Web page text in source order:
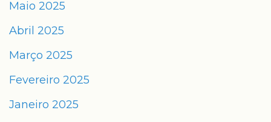
Maio 2025
Abril 2025
Março 2025
Fevereiro 2025
Janeiro 2025